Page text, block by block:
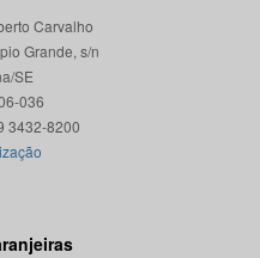
Carvalho
Grande, s/n
SE
036